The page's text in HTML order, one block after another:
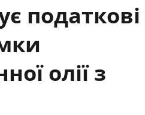
податкові
олії з